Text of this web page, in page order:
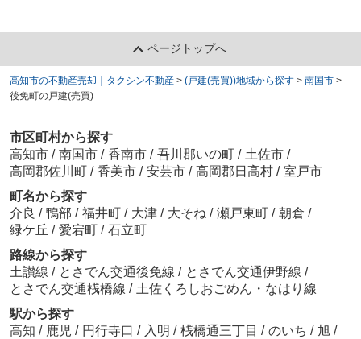
ページトップへ
高知市の不動産売却｜タクシン不動産 > (戸建(売買))地域から探す > 南国市 >
後免町の戸建(売買)
市区町村から探す
高知市 / 南国市 / 香南市 / 吾川郡いの町 / 土佐市 /
高岡郡佐川町 / 香美市 / 安芸市 / 高岡郡日高村 / 室戸市
町名から探す
介良 / 鴨部 / 福井町 / 大津 / 大そね / 瀬戸東町 / 朝倉 /
緑ケ丘 / 愛宕町 / 石立町
路線から探す
土讃線 / とさでん交通後免線 / とさでん交通伊野線 /
とさでん交通桟橋線 / 土佐くろしおごめん・なはり線
駅から探す
高知 / 鹿児 / 円行寺口 / 入明 / 桟橋通三丁目 / のいち / 旭 /